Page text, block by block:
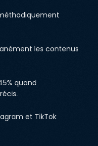
les contenus
quand
et TikTok